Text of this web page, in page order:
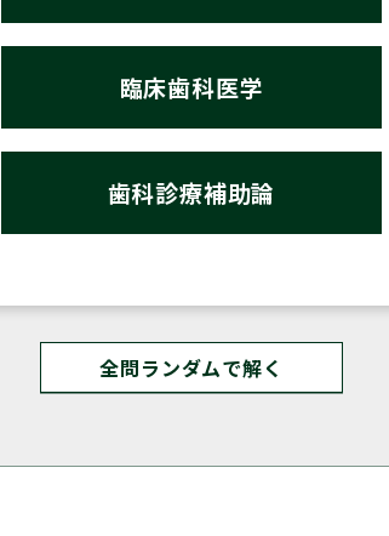
臨床歯科医学
歯科診療補助論
全問ランダムで解く